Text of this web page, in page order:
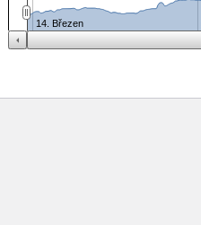
14. Březen